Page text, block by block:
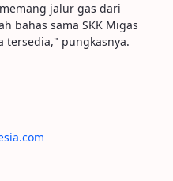
jalur gas dari
bahas sama SKK Migas
tersedia," pungkasnya.